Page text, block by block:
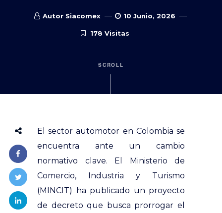
Autor Siacomex 10 Junio, 2026
178 Visitas
SCROLL
El sector automotor en Colombia se
encuentra ante un cambio
normativo clave. El Ministerio de
Comercio, Industria y Turismo
(MINCIT) ha publicado un proyecto
de decreto que busca prorrogar el